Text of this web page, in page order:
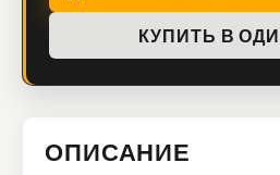
КУПИТЬ В
ОПИСАНИЕ